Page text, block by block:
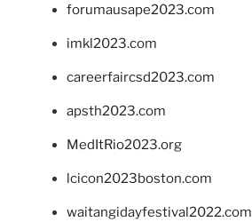
forumausape2023.com
imkl2023.com
careerfaircsd2023.com
apsth2023.com
MedItRio2023.org
lcicon2023boston.com
waitangidayfestival2022.com